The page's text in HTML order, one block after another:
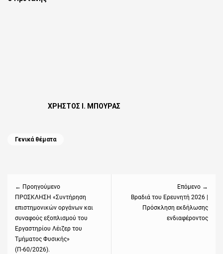
ΧΡΗΣΤΟΣ Ι. ΜΠΟΥΡΑΣ
Categories
Γενικά θέματα
← Προηγούμενο
Previous
post:
ΠΡΟΣΚΛΗΣΗ «Συντήρηση
επιστημονικών οργάνων και
συναφούς εξοπλισμού του
Εργαστηρίου Λέιζερ του
Τμήματος Φυσικής»
(Π-60/2026).
Επόμενο →
NextΒραδιά του Ερευνητή 2026 |
Πρόσκληση εκδήλωσης
ενδιαφέροντος